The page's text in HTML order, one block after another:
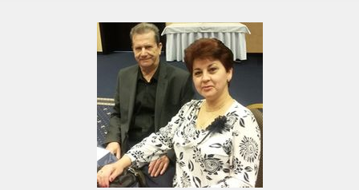
e
b
o
k
t
t
e
r
t
e
e
s
t
k
e
d
I
n
z
a
e
g